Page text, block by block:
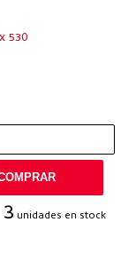
530
3 unidades en stock